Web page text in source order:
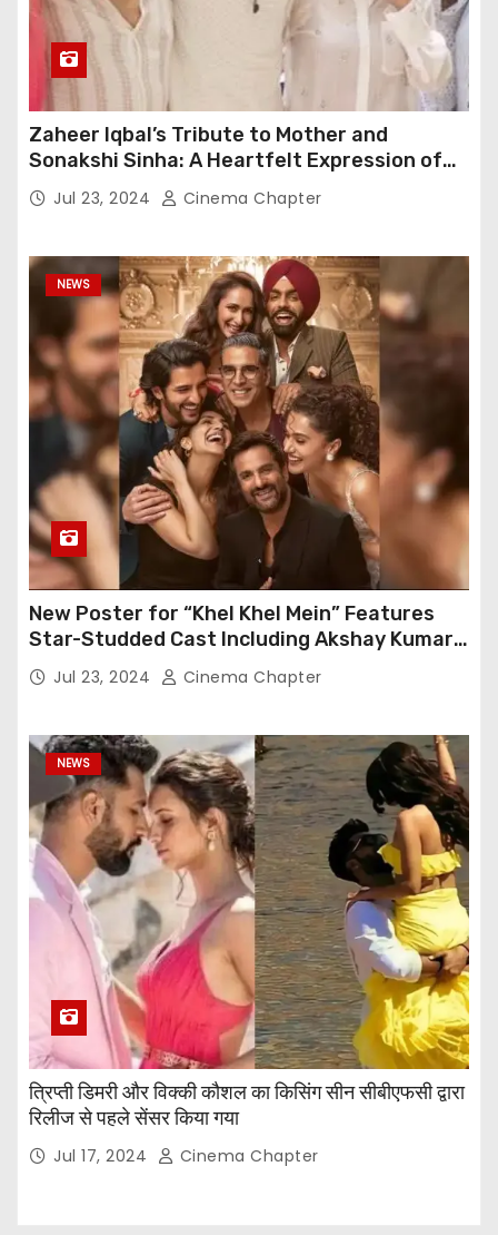
Zaheer Iqbal’s Tribute to Mother and
Sonakshi Sinha: A Heartfelt Expression of
Gratitude
Jul 23, 2024 Cinema Chapter
NEWS
New Poster for “Khel Khel Mein” Features
Star-Studded Cast Including Akshay Kumar,
Taapsee Pannu, Fardeen Khan, and More
Jul 23, 2024 Cinema Chapter
NEWS
त्रिप्ती डिमरी और विक्की कौशल का किसिंग सीन सीबीएफसी द्वारा
रिलीज से पहले सेंसर किया गया
Jul 17, 2024 Cinema Chapter